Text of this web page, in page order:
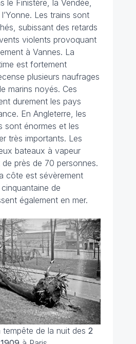
le Finistère, la Vendée,
Les trains sont
subissant des retards
violents provoquant
à Vannes. La
est fortement
plusieurs naufrages
marins noyés. Ces
durement les pays
En Angleterre, les
sont énormes et les
très importants. Les
bateaux à vapeur
près de 70 personnes.
côte est sévèrement
de
également en mer.
de la nuit des 2